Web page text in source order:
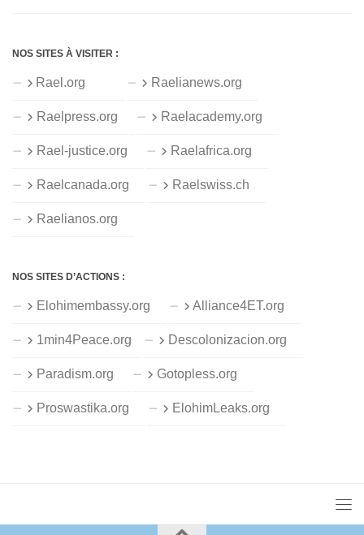
NOS SITES À VISITER :
Rael.org Raelianews.org
Raelpress.org Raelacademy.org
Rael-justice.org Raelafrica.org
Raelcanada.org Raelswiss.ch
Raelianos.org
NOS SITES D’ACTIONS :
Elohimembassy.org Alliance4ET.org
1min4Peace.org Descolonizacion.org
Paradism.org Gotopless.org
Proswastika.org ElohimLeaks.org